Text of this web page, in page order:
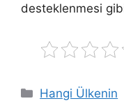
desteklenmesi
Kategoriler
Hangi Ülkenin